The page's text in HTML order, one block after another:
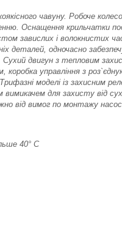
чавуну. Робоче
Оснащення крильчатки
завислих і волокнистих
деталей, одночасно
Сухий двигун з тепловим
коробка управління з
моделі із захисним
для захисту від
від вимог по монтажу
40° С